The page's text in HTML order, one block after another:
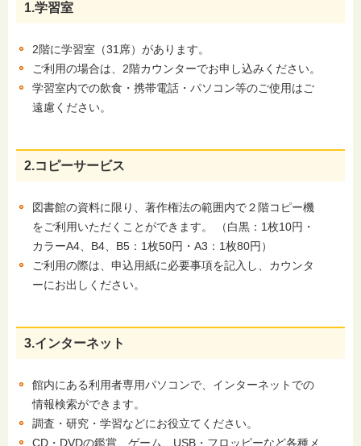
1.学習室
2階に学習室（31席）があります。
ご利用の場合は、2階カウンターでお申し込みください。
学習室内での飲食・携帯電話・パソコン等のご使用はご
遠慮ください。
2.コピーサービス
図書館の資料に限り、著作権法の範囲内で２階コピー機
をご利用いただくことができます。 （白黒：1枚10円・
カラーA4、B4、B5：1枚50円・A3：1枚80円）
ご利用の際は、申込用紙に必要事項を記入し、カウンタ
ーにお出しください。
3.インターネット
館内にある利用者専用パソコンで、インターネットでの
情報検索ができます。
調査・研究・学習などにお役立てください。
CD・DVDの鑑賞、ゲーム、USB・フロッピーなど各種メ